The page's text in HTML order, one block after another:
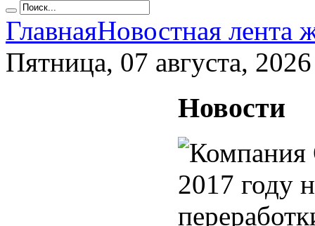
ГлавнаяНовостная лента
Пятница, 07 августа, 2026
Новости